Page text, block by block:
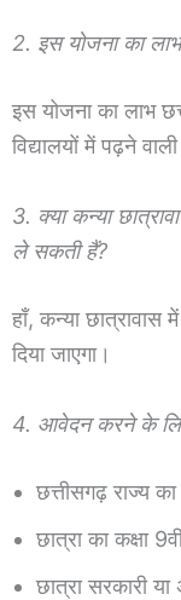
2. इस योजना का
इस योजना का लाभ
विद्यालयों में पढ़ने
3. क्या कन्या
ले सकती हैं?
हाँ, कन्या छात्रावास
दिया जाएगा।
4. आवेदन करने के
छत्तीसगढ़ राज्य का
छात्रा का कक्षा
छात्रा सरकारी या